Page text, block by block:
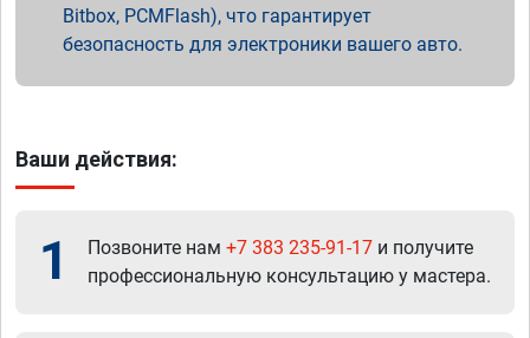
Bitbox, PCMFlash), что гарантирует
безопасность для электроники вашего авто.
Ваши действия:
1 Позвоните нам +7 383 235-91-17 и получите
профессиональную консультацию у мастера.